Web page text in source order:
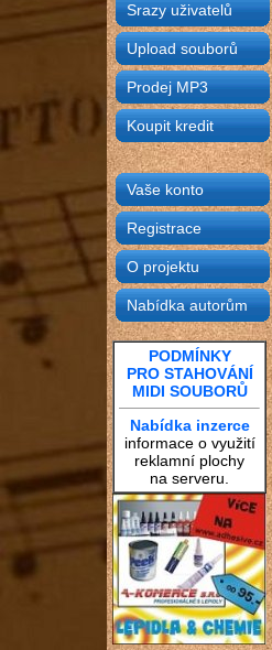
Srazy uživatelů
Upload souborů
Prodej MP3
Koupit kredit
Vaše konto
Registrace
O projektu
Nabídka autorům
PODMÍNKY
PRO STAHOVÁNÍ
MIDI SOUBORŮ
Nabídka inzerce
informace o využití
reklamní plochy
na serveru.